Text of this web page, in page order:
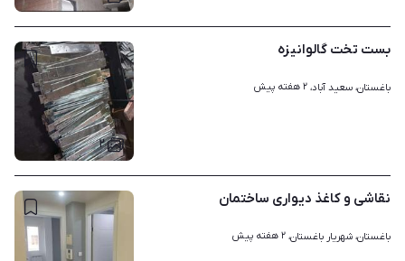
۲
بست تخت گالوانیزه
باغستان، سعید آباد، ۲ هفته پیش
نقاشی و کاغذ دیواری ساختمان
باغستان، شهریار باغستان، ۲ هفته پیش